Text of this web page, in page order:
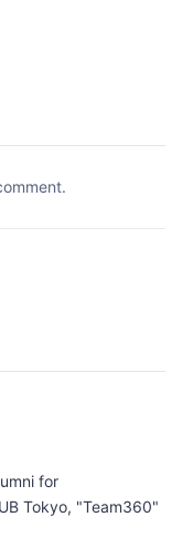
for
Tokyo, "Team360"